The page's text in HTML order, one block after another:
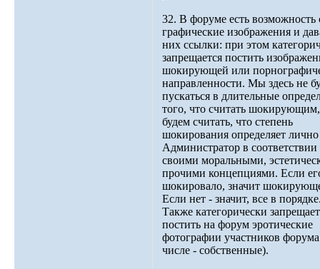
32. В форуме есть возможность
графические изображения и
них ссылки: при этом
запрещается постить
шокирующей или
направленности. Мы здесь не
пускаться в длительные
того, что считать
будем считать, что степень
шокирования определяет лично
Администратор в соответствии
своими моральными,
прочими концепциями. Если
шокировало, значит
Если нет - значит, все в
Также категорически
постить на форум эротические
фотографии участников
числе - собственные).